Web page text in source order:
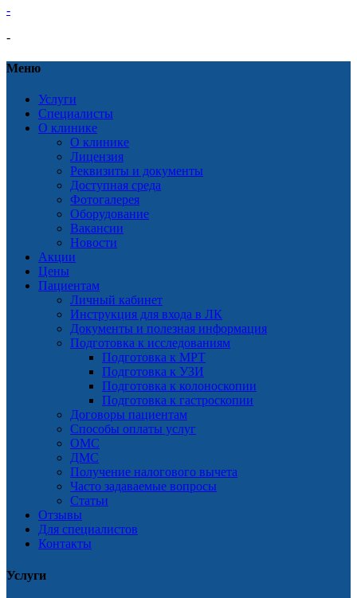
-
-
Меню
Услуги
Специалисты
О клинике
О клинике
Лицензия
Реквизиты и документы
Доступная среда
Фотогалерея
Оборудование
Вакансии
Новости
Акции
Цены
Пациентам
Личный кабинет
Инструкция для входа в ЛК
Документы и полезная информация
Подготовка к исследованиям
Подготовка к МРТ
Подготовка к УЗИ
Подготовка к колоноскопии
Подготовка к гастроскопии
Договоры пациентам
Способы оплаты услуг
ОМС
ДМС
Получение налогового вычета
Часто задаваемые вопросы
Статьи
Отзывы
Для специалистов
Контакты
Услуги